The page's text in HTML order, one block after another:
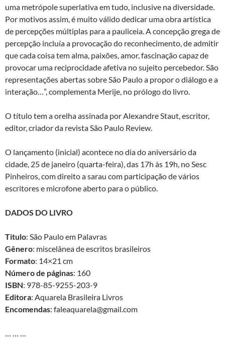
uma metrópole superlativa em tudo, inclusive na diversidade.
Por motivos assim, é muito válido dedicar uma obra artística
de percepções múltiplas para a pauliceia. A concepção grega de
percepção incluía a provocação do reconhecimento, de admitir
que cada coisa tem alma, paixões, amor, fascinação capaz de
provocar uma reciprocidade afetiva no sujeito percebedor. São
representações abertas sobre São Paulo a propor o diálogo e a
interação…”, complementa Merije, no prólogo do livro.
O título tem a orelha assinada por Alexandre Staut, escritor,
editor, criador da revista São Paulo Review.
O lançamento (inicial) acontece no dia do aniversário da
cidade, 25 de janeiro (quarta-feira), das 17h às 19h, no Sesc
Pinheiros, com direito a sarau com participação de vários
escritores e microfone aberto para o público.
DADOS DO LIVRO
Titulo: São Paulo em Palavras
Gênero: miscelânea de escritos brasileiros
Formato: 14×21 cm
Número de páginas: 160
ISBN: 978-85-9255-203-9
Editora: Aquarela Brasileira Livros
Encomendas: faleaquarela@gmail.com
… … …